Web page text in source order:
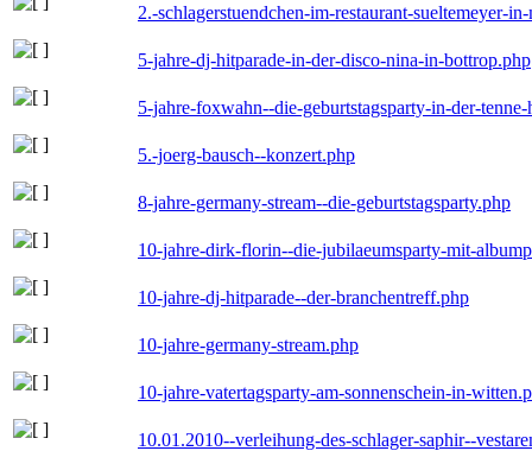
2.-schlagerstuendchen-im-restaurant-sueltemeyer-
5-jahre-dj-hitparade-in-der-disco-nina-in-bottrop.php
5-jahre-foxwahn--die-geburtstagsparty-in-der-tenne-
5.-joerg-bausch--konzert.php
8-jahre-germany-stream--die-geburtstagsparty.php
10-jahre-dirk-florin--die-jubilaeumsparty-mit-
10-jahre-dj-hitparade--der-branchentreff.php
10-jahre-germany-stream.php
10-jahre-vatertagsparty-am-sonnenschein-in-
10.01.2010--verleihung-des-schlager-saphir--